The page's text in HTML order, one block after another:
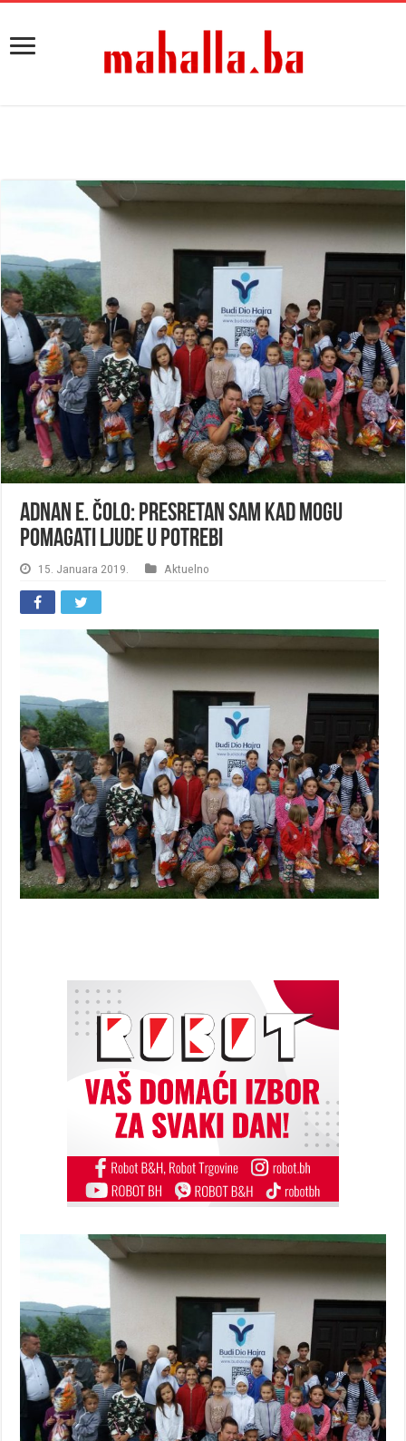
Adnan E. Čolo: Presretan sam kad mogu
pomagati ljude u potrebi
15. Januara 2019. Aktuelno